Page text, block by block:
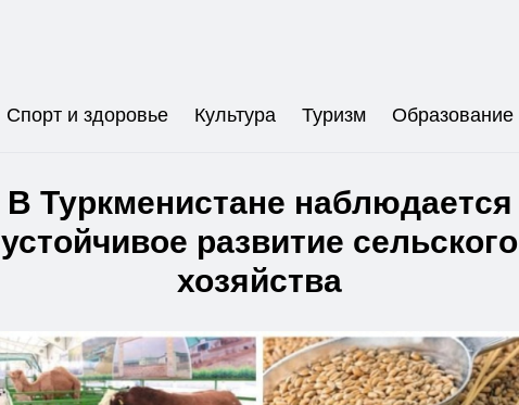
Спорт и здоровье Культура Туризм Образование
В Туркменистане наблюдается
устойчивое развитие сельского
хозяйства